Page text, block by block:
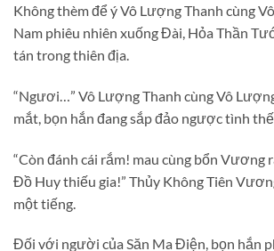
Không thèm để ý Vô Lượng Thanh cùng
Nam phiêu nhiên xuống Đài, Hỏa Thần
tán trong thiên địa.
“Ngươi…” Vô Lượng Thanh cùng Vô
mắt, bọn hắn đang sắp đảo ngược tình
“Còn đánh cái rắm! mau cùng bổn Vương
Đồ Huy thiếu gia!” Thủy Không Tiên
một tiếng.
Đối với người của Săn Ma Điện, bọn hắn